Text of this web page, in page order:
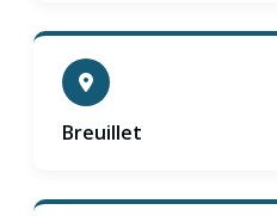
Breuillet